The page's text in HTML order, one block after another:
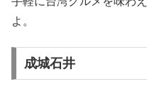
よ。
成城石井